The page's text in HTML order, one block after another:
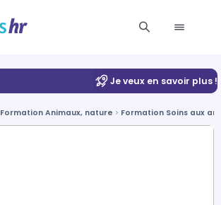
Je veux en savoir plus !
Formation Animaux, nature Formation Soins aux